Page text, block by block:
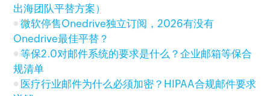
出海团队平替方案）
微软停售Onedrive独立订阅，2026有没有
Onedrive最佳平替？
等保2.0对邮件系统的要求是什么？企业邮箱等保合
规清单
医疗行业邮件为什么必须加密？HIPAA合规邮件要求